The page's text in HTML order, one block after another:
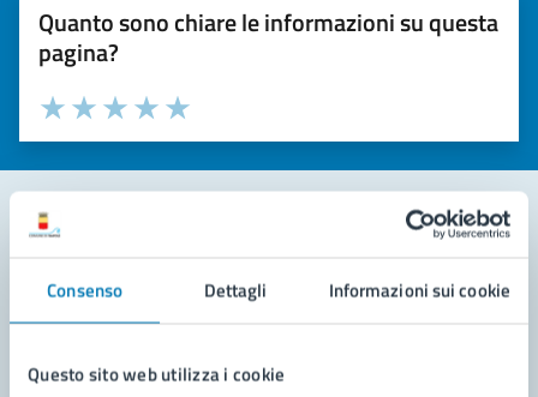
Consenso Dettagli Informazioni sui cookie
Questo sito web utilizza i cookie
Quanto sono chiare le informazioni su questa
pagina?
Valuta la chiarezza delle informazioni (da 1 a 5 stelle)
Seleziona il numero di stelle per valutare la chiarezza delle
Valuta 5 stelle su 5
Valuta 4 stelle su 5
Valuta 3 stelle su 5
Valuta 2 stelle su 5
Valuta 1 stelle su 5
Leggi le domande frequenti
Richiedi assistenza